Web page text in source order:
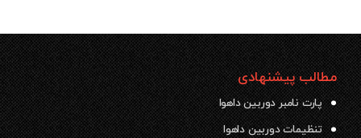
مطالب پیشنهادی
پارت نامبر دوربین داهوا
تنظیمات دوربین داهوا